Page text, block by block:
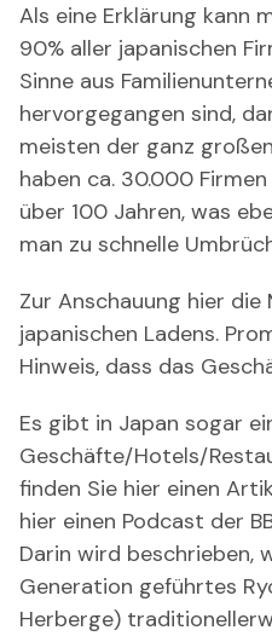
Als eine Erklärung kann
90% aller japanischen
Sinne aus
hervorgegangen sind,
meisten der ganz
haben ca. 30.000
über 100 Jahren, was
man zu schnelle
Zur Anschauung hier
japanischen Ladens.
Hinweis, dass das
Es gibt in Japan sogar
Geschäfte/Hotels/
finden Sie hier einen
hier einen Podcast der
Darin wird beschrieben,
Generation geführtes
Herberge)